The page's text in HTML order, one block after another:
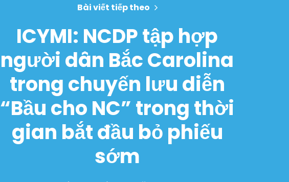
Bài viết tiếp theo
ICYMI: NCDP tập hợp
người dân Bắc Carolina
trong chuyến lưu diễn
“Bầu cho NC” trong thời
gian bắt đầu bỏ phiếu
sớm